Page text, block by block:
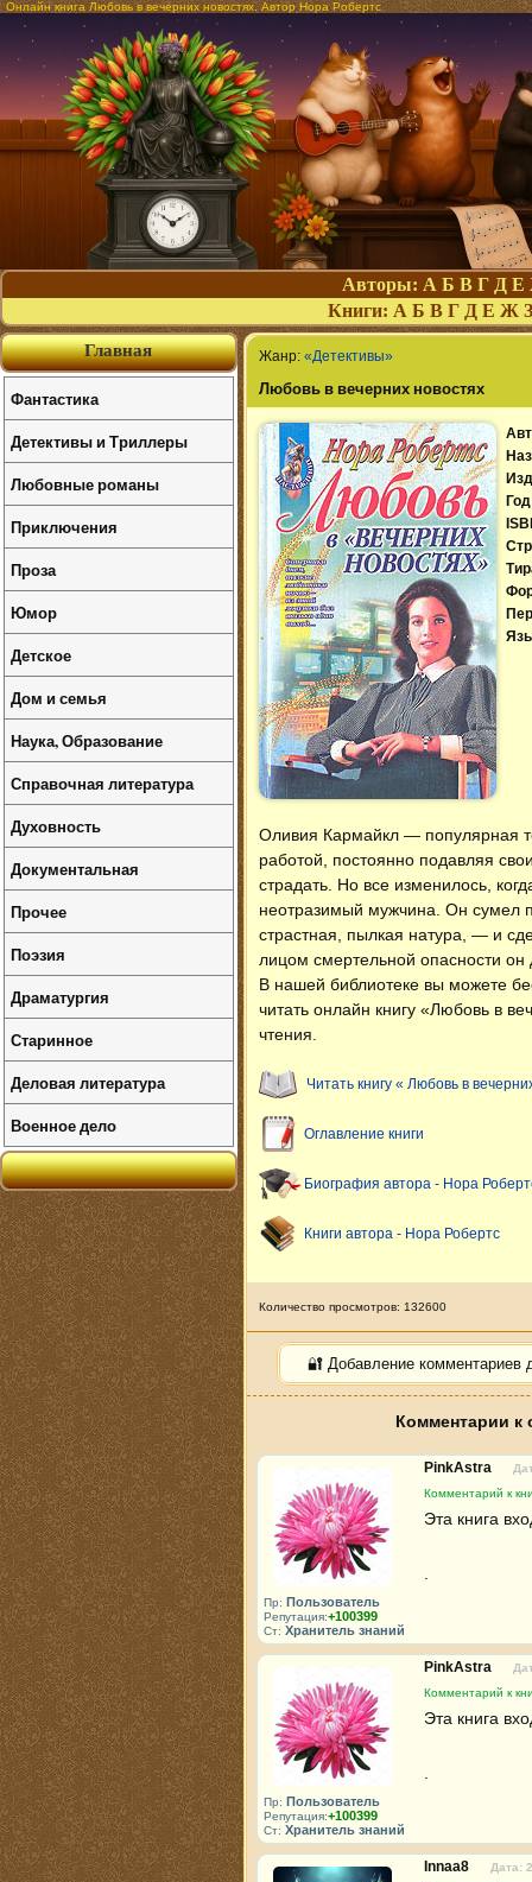
Онлайн книга Любовь в вечерних новостях. Автор Нора Робертс
Авторы: А Б В Г Д Е
Книги: А Б В Г Д Е Ж З
Жанр: «Детективы»
Любовь в вечерних новостях
Оливия Кармайкл — популярная
работой, постоянно подавляя
страдать. Но все изменилось,
неотразимый мужчина. Он сумел
страстная, пылкая натура, — и
лицом смертельной опасности
В нашей библиотеке вы можете
читать онлайн книгу «Любовь в
чтения.
Читать книгу « Любовь в
Оглавление книги
Биография автора - Нора
Книги автора - Нора Робертс
Количество просмотров: 132600
🔐 Добавление комментариев
Комментарии к
Пр: Пользователь
Репутация:+100399
Ст: Хранитель знаний
PinkAstra
Комментарий к
Эта книга
Пр: Пользователь
Репутация:+100399
Ст: Хранитель знаний
PinkAstra
Комментарий к
Эта книга
Innaa8
Дата:
Главная
Фантастика
Детективы и Триллеры
Любовные романы
Приключения
Проза
Юмор
Детское
Дом и семья
Наука, Образование
Справочная литература
Духовность
Документальная
Прочее
Поэзия
Драматургия
Старинное
Деловая литература
Военное дело